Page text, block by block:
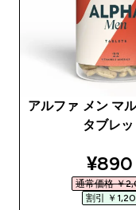
アルファ メン マ
タブレッ
¥890‎
通常価格 ￥
割引 ￥